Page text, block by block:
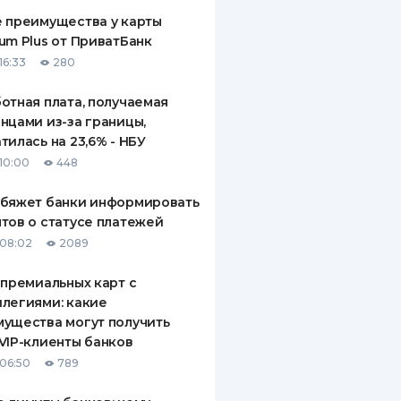
преимущества у карты
Plus от ПриватБанк
280
плата, получаемая
из-за границы,
на 23,6% - НБУ
448
банки информировать
о статусе платежей
2089
карт с
какие
могут получить
клиенты банков
789